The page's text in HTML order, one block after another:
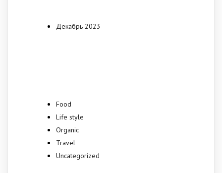
Декабрь 2023
Food
Life style
Organic
Travel
Uncategorized